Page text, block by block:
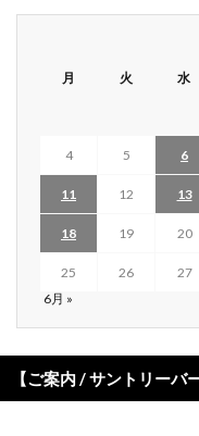
月 火 水
4 5 6
11 12 13
18 19 20
25 26 27
6月 »
【ご案内 / サントリーバ